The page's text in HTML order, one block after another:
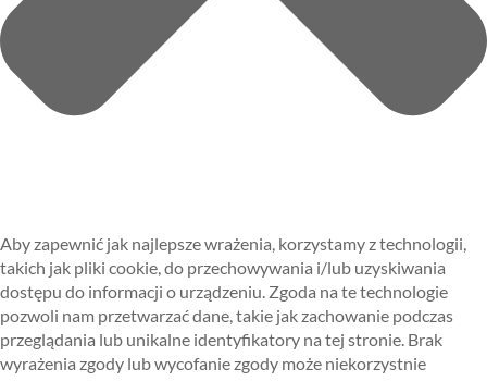
Aby zapewnić jak najlepsze wrażenia, korzystamy z technologii,
takich jak pliki cookie, do przechowywania i/lub uzyskiwania
dostępu do informacji o urządzeniu. Zgoda na te technologie
pozwoli nam przetwarzać dane, takie jak zachowanie podczas
przeglądania lub unikalne identyfikatory na tej stronie. Brak
wyrażenia zgody lub wycofanie zgody może niekorzystnie